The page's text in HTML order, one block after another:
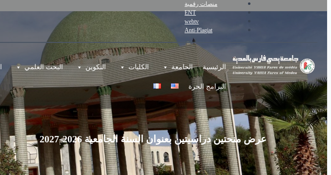
منصات رقمية
ENT
webtv
Anti-Plagiat
الرئيسية الجامعة الكليات التكوين البحث العلمي
البرامج الحرة
عرض منحتين دراسيتين بعنوان السنة الجامعية 2026-2027